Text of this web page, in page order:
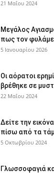
21 Μαΐου 2024
Μεγάλος
πως τον φυλάμε
5 Ιανουαρίου 2026
Οι αόρατοι
βρέθηκε σε
22 Μαΐου 2024
Δείτε την
πίσω από τα
5 Οκτωβρίου 2024
Γλωσσοφαγιά